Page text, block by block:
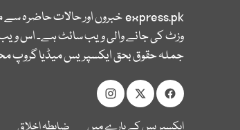
express.pkخبروں اور حالات حاضرہ
وزٹ کی جانے والی ویب سائٹ ہے۔ اس ویب
جملہ حقوق بحق ایکسپریس میڈیا گروپ